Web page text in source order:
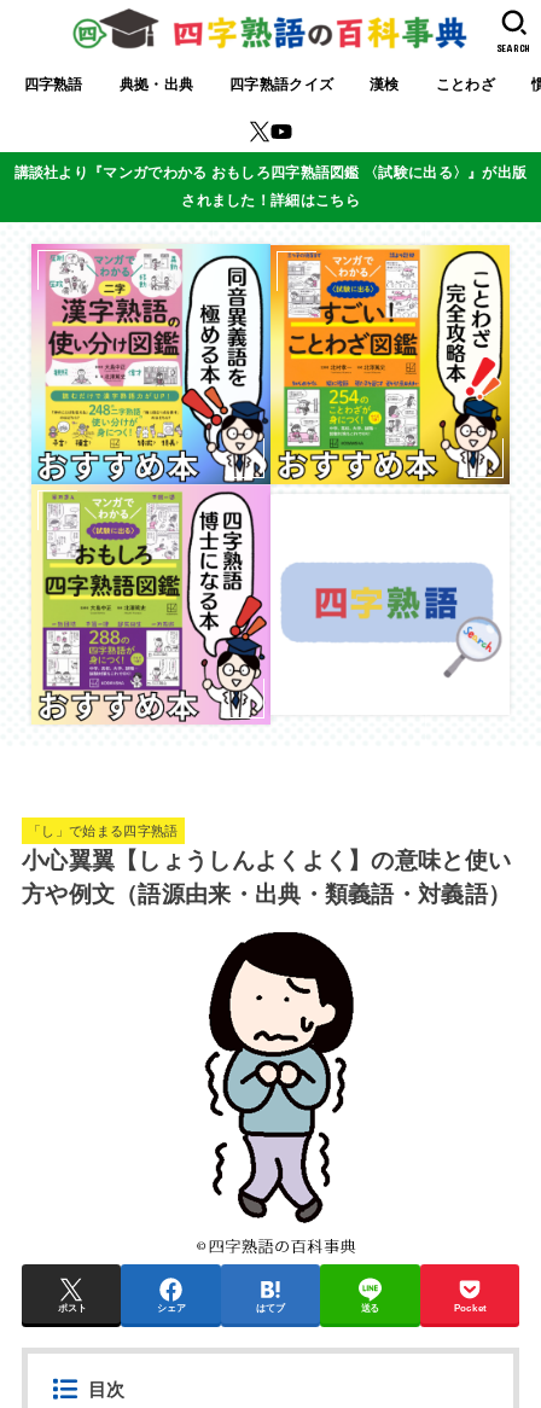
四字熟語 典拠・出典 四字熟語クイズ 漢検 ことわざ
SEARCH
講談社より『マンガでわかる おもしろ四字熟語図鑑 〈試験に出る〉』が出版
されました！詳細はこちら
「し」で始まる四字熟語
小心翼翼【しょうしんよくよく】の意味と使い
方や例文（語源由来・出典・類義語・対義語）
ポスト シェア はてブ 送る Pocket
目次